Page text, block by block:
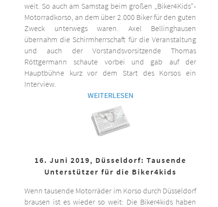
weit. So auch am Samstag beim großen „Biker4Kids“-
Motorradkorso, an dem über 2.000 Biker für den guten
Zweck unterwegs waren. Axel Bellinghausen
übernahm die Schirmherrschaft für die Veranstaltung
und auch der Vorstandsvorsitzende Thomas
Röttgermann schaute vorbei und gab auf der
Hauptbühne kurz vor dem Start des Korsos ein
Interview.
WEITERLESEN
16. Juni 2019, Düsseldorf: Tausende
Unterstützer für die Biker4kids
Wenn tausende Motorräder im Korso durch Düsseldorf
brausen ist es wieder so weit: Die Biker4kids haben